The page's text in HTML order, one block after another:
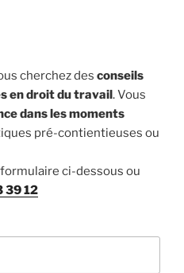
cherchez des conseils
en droit du travail. Vous
dans les moments
pré-contientieuses ou
ci-dessous ou
39 12